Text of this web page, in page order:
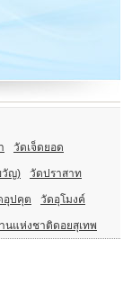
วัดเจ็ดยอด
วัญ) วัดปราสาท
อุปคุต วัดอุโมงค์
นแห่งชาติดอยสุเทพ